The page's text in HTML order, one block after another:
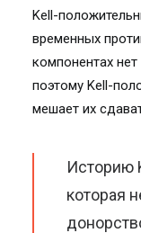
Kell-
временных
компонентах
поэтому Kell-
мешает их
Историю
которая